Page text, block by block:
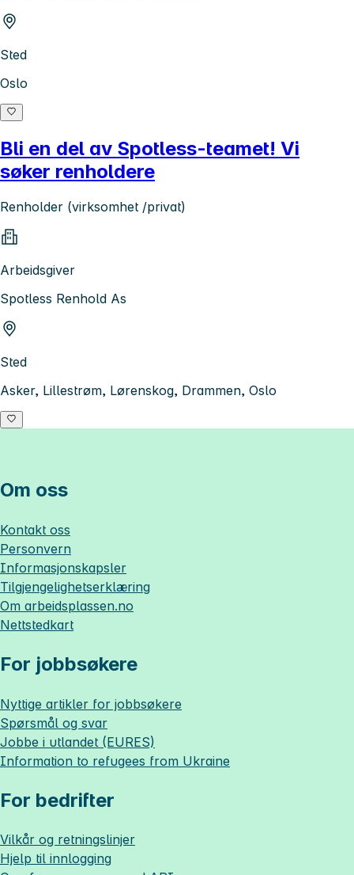
Sted
Oslo
Bli en del av Spotless-teamet! Vi
søker renholdere
Renholder (virksomhet /privat)
Arbeidsgiver
Spotless Renhold As
Sted
Asker, Lillestrøm, Lørenskog, Drammen, Oslo
Om oss
Kontakt oss
Personvern
Informasjonskapsler
Tilgjengelighetserklæring
Om arbeidsplassen.no
Nettstedkart
For jobbsøkere
Nyttige artikler for jobbsøkere
Spørsmål og svar
Jobbe i utlandet (EURES)
Information to refugees from Ukraine
For bedrifter
Vilkår og retningslinjer
Hjelp til innlogging